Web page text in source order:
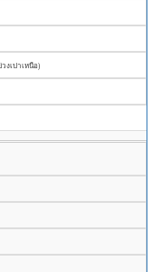
งเปาเหนือ)